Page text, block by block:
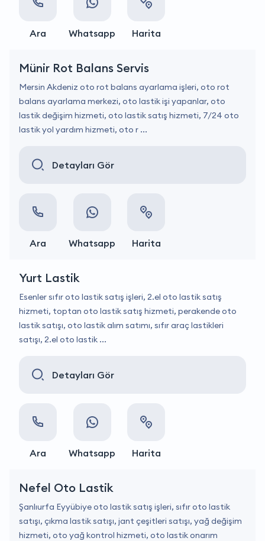
Ara Whatsapp Harita
Münir Rot Balans Servis
Mersin Akdeniz oto rot balans ayarlama işleri, oto rot
balans ayarlama merkezi, oto lastik işi yapanlar, oto
lastik değişim hizmeti, oto lastik satış hizmeti, 7/24 oto
lastik yol yardım hizmeti, oto r ...
Detayları Gör
Ara Whatsapp Harita
Yurt Lastik
Esenler sıfır oto lastik satış işleri, 2.el oto lastik satış
hizmeti, toptan oto lastik satış hizmeti, perakende oto
lastik satışı, oto lastik alım satımı, sıfır araç lastikleri
satışı, 2.el oto lastik ...
Detayları Gör
Ara Whatsapp Harita
Nefel Oto Lastik
Şanlıurfa Eyyübiye oto lastik satış işleri, sıfır oto lastik
satışı, çıkma lastik satışı, jant çeşitleri satışı, yağ değişim
hizmeti, oto yağ kontrol hizmeti, oto lastik onarım